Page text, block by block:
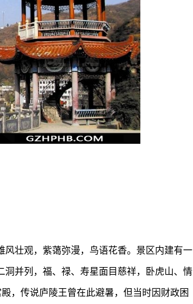
壮观，紫蔼弥漫，鸟语花香。景区内建有一
并列，福、禄、寿星面目慈祥，卧虎山、情
，传说庐陵王曾在此避暑，但当时因财政困